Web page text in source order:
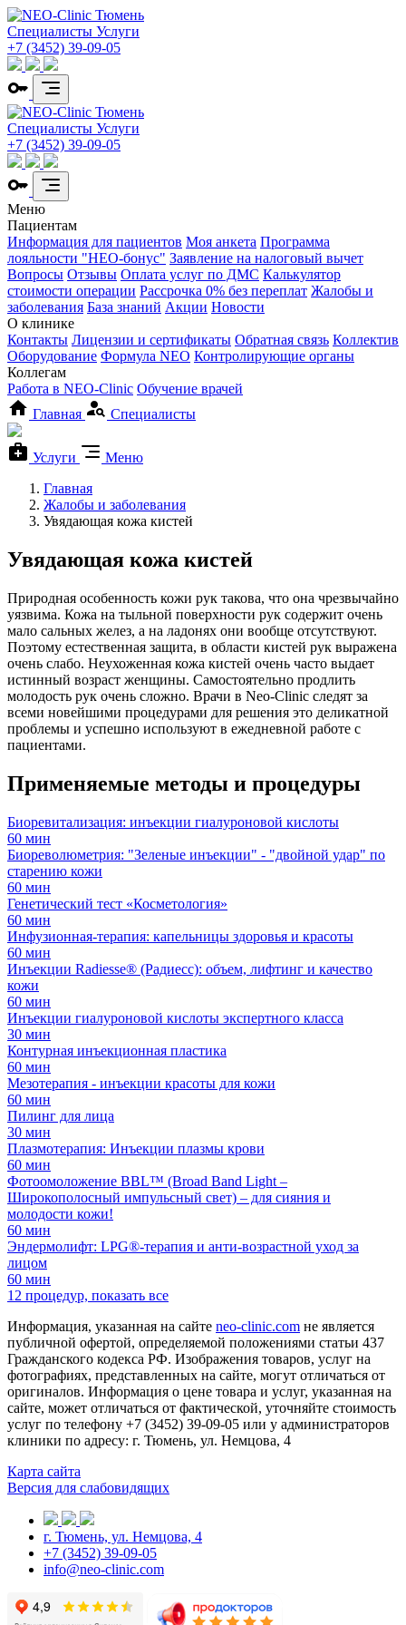
Специалисты Услуги
+7 (3452) 39-09-05
Специалисты Услуги
+7 (3452) 39-09-05
Меню
Пациентам
Информация для пациентов Моя анкета Программа
лояльности "НЕО-бонус" Заявление на налоговый вычет
Вопросы Отзывы Оплата услуг по ДМС Калькулятор
стоимости операции Рассрочка 0% без переплат Жалобы и
заболевания База знаний Акции Новости
О клинике
Контакты Лицензии и сертификаты Обратная связь Коллектив
Оборудование Формула NEO Контролирующие органы
Коллегам
Работа в NEO-Clinic Обучение врачей
Главная
Специалисты
Услуги
Меню
Главная
Жалобы и заболевания
Увядающая кожа кистей
Увядающая кожа кистей
Природная особенность кожи рук такова, что она чрезвычайно
уязвима. Кожа на тыльной поверхности рук содержит очень
мало сальных желез, а на ладонях они вообще отсутствуют.
Поэтому естественная защита, в области кистей рук выражена
очень слабо. Неухоженная кожа кистей очень часто выдает
истинный возраст женщины. Самостоятельно продлить
молодость рук очень сложно. Врачи в Neo-Clinic следят за
всеми новейшими процедурами для решения это деликатной
проблемы и успешно используют в ежедневной работе с
пациентами.
Применяемые методы и процедуры
Биоревитализация: инъекции гиалуроновой кислоты
60 мин
Биореволюметрия: "Зеленые инъекции" - "двойной удар" по
старению кожи
60 мин
Генетический тест «Косметология»
60 мин
Инфузионная-терапия: капельницы здоровья и красоты
60 мин
Инъекции Radiesse® (Радиесс): объем, лифтинг и качество
кожи
60 мин
Инъекции гиалуроновой кислоты экспертного класса
30 мин
Контурная инъекционная пластика
60 мин
Мезотерапия - инъекции красоты для кожи
60 мин
Пилинг для лица
30 мин
Плазмотерапия: Инъекции плазмы крови
60 мин
Фотоомоложение BBL™ (Broad Band Light –
Широкополосный импульсный свет) – для сияния и
молодости кожи!
60 мин
Эндермолифт: LPG®-терапия и анти-возрастной уход за
лицом
60 мин
12 процедур, показать все
Информация, указанная на сайте neo-clinic.com не является
публичной офертой, определяемой положениями статьи 437
Гражданского кодекса РФ. Изображения товаров, услуг на
фотографиях, представленных на сайте, могут отличаться от
оригиналов. Информация о цене товара и услуг, указанная на
сайте, может отличаться от фактической, уточняйте стоимость
услуг по телефону +7 (3452) 39-09-05 или у администраторов
клиники по адресу: г. Тюмень, ул. Немцова, 4
Карта сайта
Версия для слабовидящих
г. Тюмень, ул. Немцова, 4
+7 (3452) 39-09-05
info@neo-clinic.com